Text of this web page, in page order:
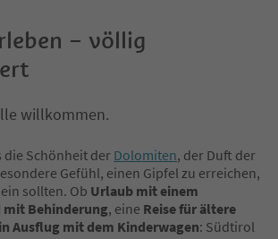
– völlig
willkommen.
die Schönheit der Dolomiten, der Duft der
Gefühl, einen Gipfel zu erreichen,
sollten. Ob Urlaub mit einem
Behinderung, eine Reise für ältere
Ausflug mit dem Kinderwagen: Südtirol